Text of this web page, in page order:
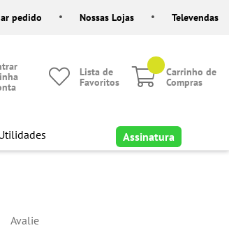
pedido Nossas Lojas Televendas
Lista de
Favoritos
Carrinho de
Compras
Assinatura
Avalie